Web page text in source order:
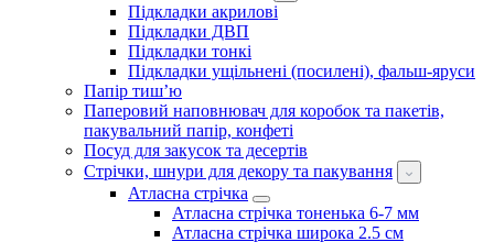
Підкладки акрилові
Підкладки ДВП
Підкладки тонкі
Підкладки ущільнені (посилені), фальш-яруси
Папір тиш’ю
Паперовий наповнювач для коробок та пакетів,
пакувальний папір, конфеті
Посуд для закусок та десертів
Стрічки, шнури для декору та пакування
Атласна стрічка
Атласна стрічка тоненька 6-7 мм
Атласна стрічка широка 2.5 см